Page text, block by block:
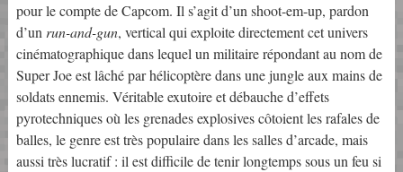
pour le compte de Capcom. Il s’agit d’un shoot-em-up, pardon
d’un run-and-gun, vertical qui exploite directement cet univers
cinématographique dans lequel un militaire répondant au nom de
Super Joe est lâché par hélicoptère dans une jungle aux mains de
soldats ennemis. Véritable exutoire et débauche d’effets
pyrotechniques où les grenades explosives côtoient les rafales de
balles, le genre est très populaire dans les salles d’arcade, mais
aussi très lucratif : il est difficile de tenir longtemps sous un feu si